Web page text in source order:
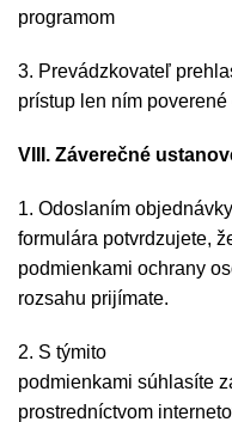
programom
3. Prevádzkovateľ
prístup len ním poverené
VIII. Záverečné
1. Odoslaním
formulára potvrdzujete,
podmienkami ochrany
rozsahu prijímate.
2. S týmito
podmienkami súhlasíte
prostredníctvom